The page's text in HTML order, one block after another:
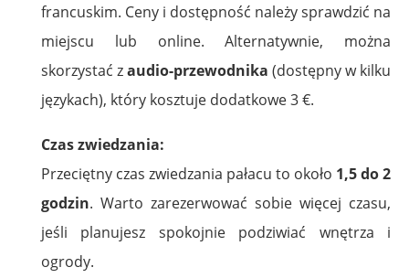
francuskim. Ceny i dostępność należy sprawdzić na
miejscu lub online. Alternatywnie, można
skorzystać zaudio-przewodnika (dostępny w kilku
językach), który kosztuje dodatkowe 3 €.
Czas zwiedzania:
Przeciętny czas zwiedzania pałacu to około 1,5 do 2
godzin. Warto zarezerwować sobie więcej czasu,
jeśli planujesz spokojnie podziwiać wnętrza i
ogrody.